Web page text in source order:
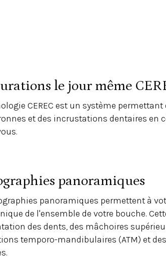
le jour même
CEREC est un système
et des incrustations dentaires en
panoramiques
panoramiques permettent à
de l'ensemble de votre bouche.
des dents, des mâchoires
temporo-mandibulaires (ATM) et